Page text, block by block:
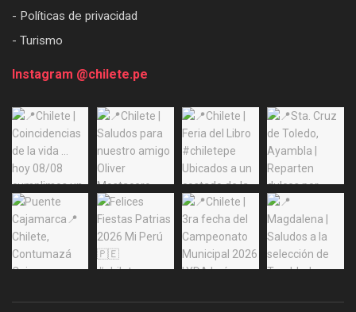
- Políticas de privacidad
- Turismo
Instagram @chilete.pe